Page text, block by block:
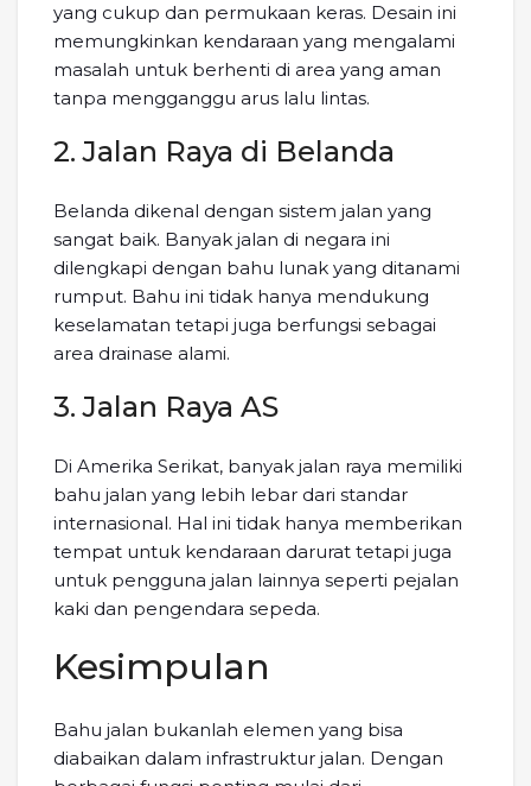
yang cukup dan permukaan keras. Desain ini
memungkinkan kendaraan yang mengalami
masalah untuk berhenti di area yang aman
tanpa mengganggu arus lalu lintas.
2. Jalan Raya di Belanda
Belanda dikenal dengan sistem jalan yang
sangat baik. Banyak jalan di negara ini
dilengkapi dengan bahu lunak yang ditanami
rumput. Bahu ini tidak hanya mendukung
keselamatan tetapi juga berfungsi sebagai
area drainase alami.
3. Jalan Raya AS
Di Amerika Serikat, banyak jalan raya memiliki
bahu jalan yang lebih lebar dari standar
internasional. Hal ini tidak hanya memberikan
tempat untuk kendaraan darurat tetapi juga
untuk pengguna jalan lainnya seperti pejalan
kaki dan pengendara sepeda.
Kesimpulan
Bahu jalan bukanlah elemen yang bisa
diabaikan dalam infrastruktur jalan. Dengan